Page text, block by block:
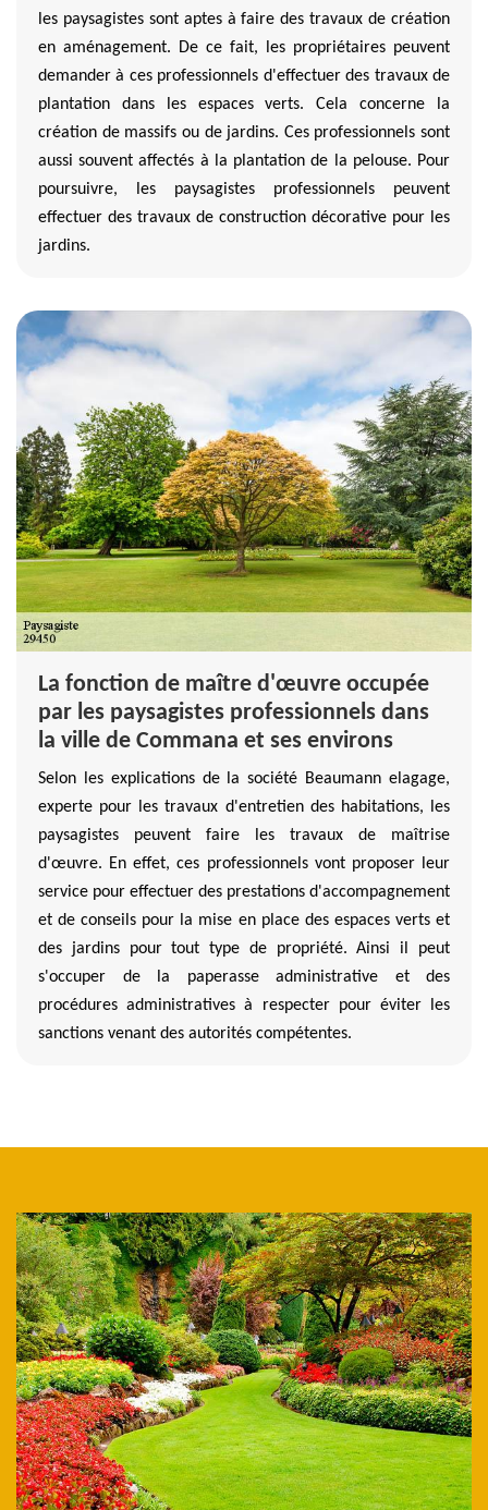
les paysagistes sont aptes à faire des travaux de création
en aménagement. De ce fait, les propriétaires peuvent
demander à ces professionnels d'effectuer des travaux de
plantation dans les espaces verts. Cela concerne la
création de massifs ou de jardins. Ces professionnels sont
aussi souvent affectés à la plantation de la pelouse. Pour
poursuivre, les paysagistes professionnels peuvent
effectuer des travaux de construction décorative pour les
jardins.
La fonction de maître d'œuvre occupée
par les paysagistes professionnels dans
la ville de Commana et ses environs
Selon les explications de la société Beaumann elagage,
experte pour les travaux d'entretien des habitations, les
paysagistes peuvent faire les travaux de maîtrise
d'œuvre. En effet, ces professionnels vont proposer leur
service pour effectuer des prestations d'accompagnement
et de conseils pour la mise en place des espaces verts et
des jardins pour tout type de propriété. Ainsi il peut
s'occuper de la paperasse administrative et des
procédures administratives à respecter pour éviter les
sanctions venant des autorités compétentes.